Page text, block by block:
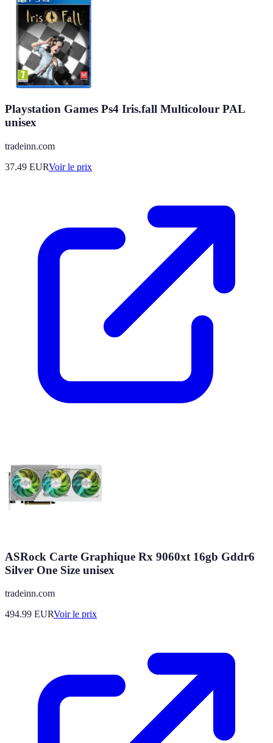
Playstation Games Ps4 Iris.fall Multicolour PAL
unisex
tradeinn.com
37.49 EURVoir le prix
ASRock Carte Graphique Rx 9060xt 16gb Gddr6
Silver One Size unisex
tradeinn.com
494.99 EURVoir le prix